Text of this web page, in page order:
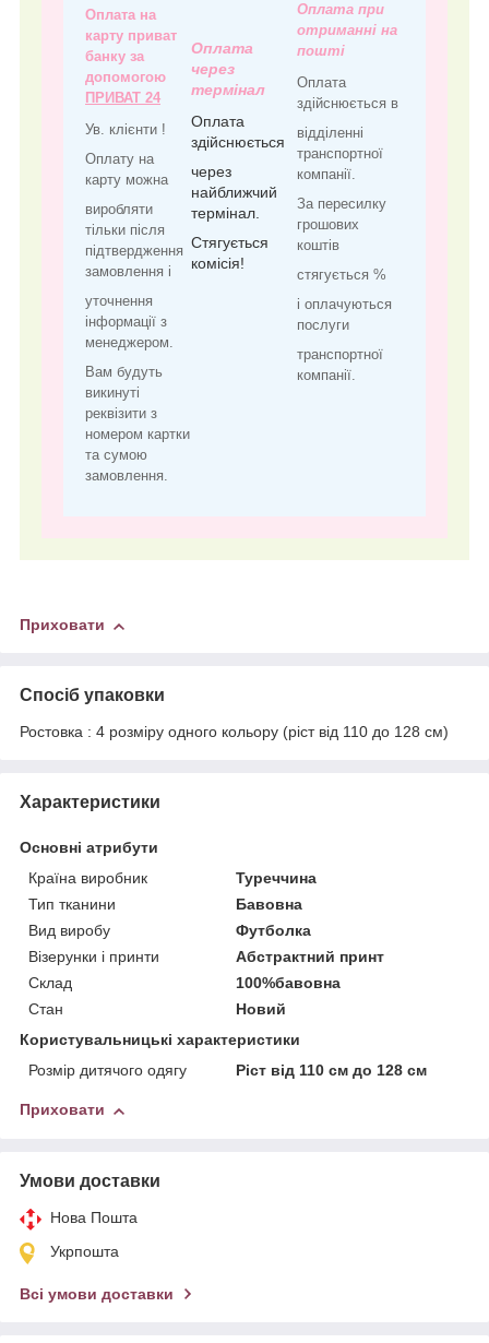
Оплата на
карту приват
банку за
допомогою
ПРИВАТ 24
Ув. клієнти !
Оплату на
карту можна
виробляти
тільки після
підтвердження
замовлення і
уточнення
інформації з
менеджером.
Вам будуть
викинуті
реквізити з
номером картки
та сумою
замовлення.
Оплата
через
термінал
Оплата
здійснюється
через
найближчий
термінал.
Стягується
комісія!
Оплата при
отриманні на
пошті
Оплата
здійснюється в
відділенні
транспортної
компанії.
За пересилку
грошових
коштів
стягується %
і оплачуються
послуги
транспортної
компанії.
Приховати
Спосіб упаковки
Ростовка : 4 розміру одного кольору (ріст від 110 до 128 см)
Характеристики
Основні атрибути
Країна виробник
Туреччина
Тип тканини
Бавовна
Вид виробу
Футболка
Візерунки і принти
Абстрактний принт
Склад
100%бавовна
Стан
Новий
Користувальницькі характеристики
Розмір дитячого одягу
Ріст від 110 см до 128 см
Приховати
Умови доставки
Нова Пошта
Укрпошта
Всі умови доставки